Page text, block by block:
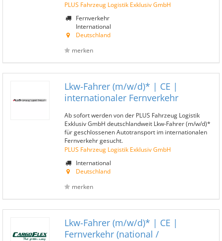
PLUS Fahrzeug Logistik Exklusiv GmbH
Fernverkehr
International
Deutschland
merken
Lkw-Fahrer (m/w/d)* | CE |
internationaler Fernverkehr
Ab sofort werden von der PLUS Fahrzeug Logistik
Exklusiv GmbH deutschlandweit Lkw-Fahrer (m/w/d)*
für geschlossenen Autotransport im internationalen
Fernverkehr gesucht.
PLUS Fahrzeug Logistik Exklusiv GmbH
International
Deutschland
merken
Lkw-Fahrer (m/w/d)* | CE |
Fernverkehr (national /